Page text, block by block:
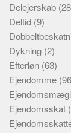
Delejerskab
Deltid (9)
Dykning (2)
Efterløn (63)
Ejendomme
Ejendomsskat